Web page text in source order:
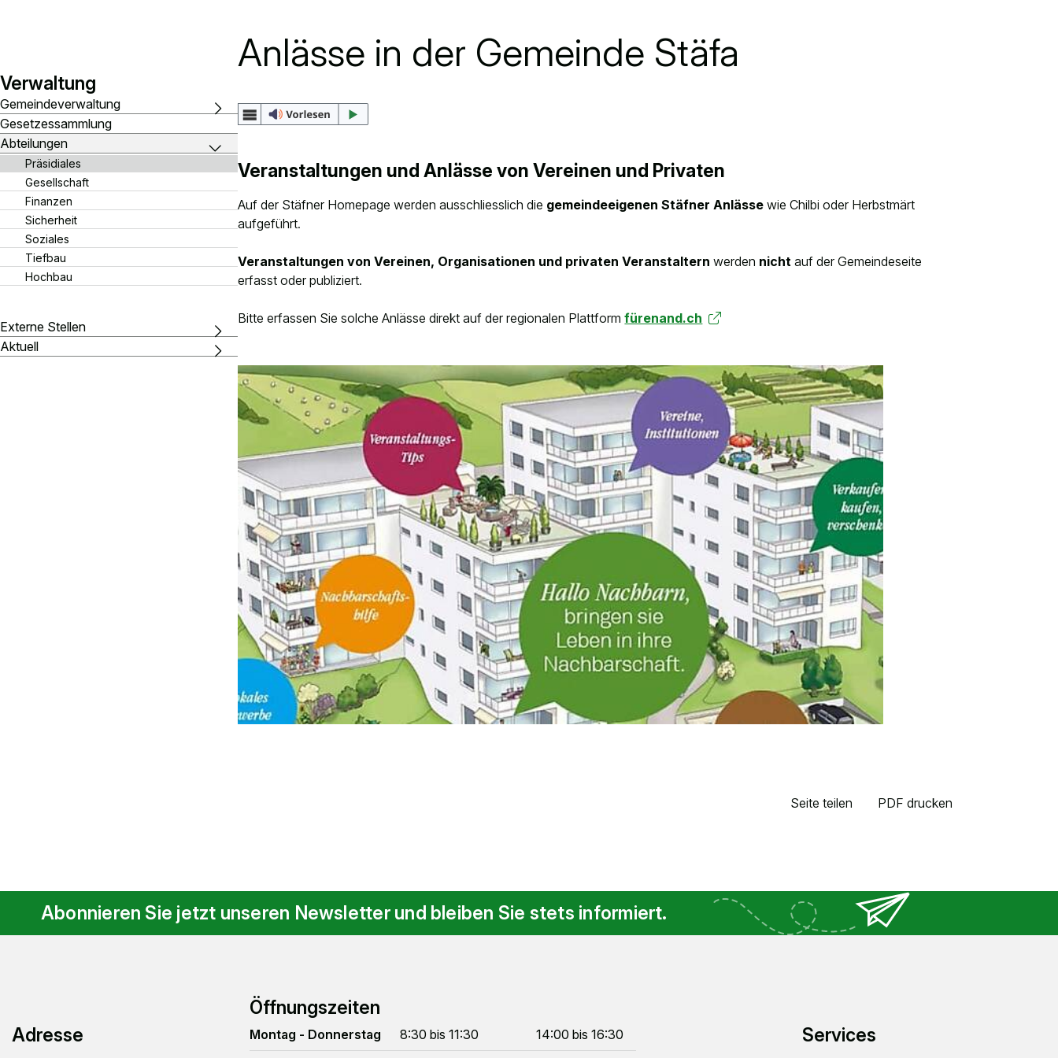
Jobs
Inhaltsnavigation:
Verwaltung
Gemeindeverwaltung
Gesetzessammlung
Abteilungen
Präsidiales
Gesellschaft
Finanzen
Sicherheit
Soziales
Tiefbau
Hochbau
Externe Stellen
Aktuell
Anlässe in der Gemeinde Stäfa
Veranstaltungen und Anlässe von Vereinen und Privaten
Auf der Stäfner Homepage werden ausschliesslich die gemeindeeigenen Stäfner Anlässe wie Chilbi oder Herbstmärt
aufgeführt.
Veranstaltungen von Vereinen, Organisationen und privaten Veranstaltern werden nicht auf der Gemeindeseite
erfasst oder publiziert.
Bitte erfassen Sie solche Anlässe direkt auf der regionalen Plattformfürenand.ch
Seite teilen PDF drucken
Abonnieren Sie jetzt unseren Newsletter und bleiben Sie stets informiert.
Adresse
Öffnungszeiten
Montag - Donnerstag 8:30 bis 11:30 14:00 bis 16:30 Services